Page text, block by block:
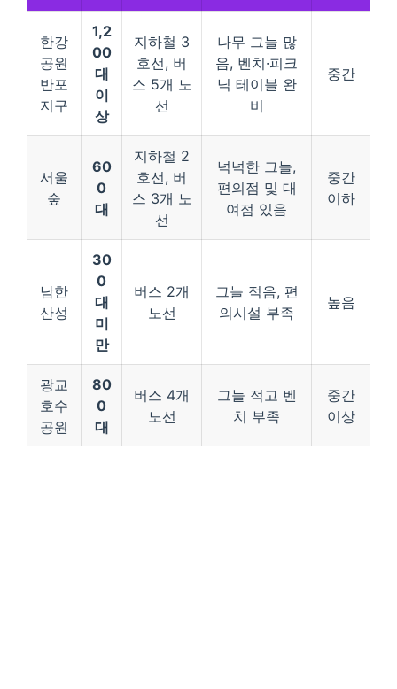
한강
공원
반포
지구
1,2
00
대
이
상
지하철 3
호선, 버
스 5개 노
선
나무 그늘 많
음, 벤치·피크
닉 테이블 완
비
중간
서울
숲
60
0
대
지하철 2
호선, 버
스 3개 노
선
넉넉한 그늘,
편의점 및 대
여점 있음
중간
이하
남한
산성
30
0
대
미
만
버스 2개
노선
그늘 적음, 편
의시설 부족
높음
광교
호수
공원
80
0
대
버스 4개
노선
그늘 적고 벤
치 부족
중간
이상